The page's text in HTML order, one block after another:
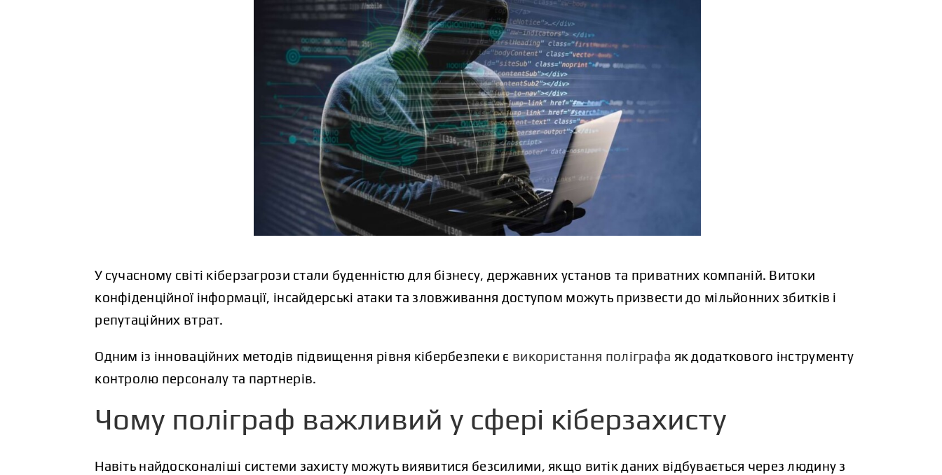
У сучасному світі кіберзагрози стали буденністю для бізнесу, державних установ та приватних компаній. Витоки
конфіденційної інформації, інсайдерські атаки та зловживання доступом можуть призвести до мільйонних збитків і
репутаційних втрат.
Одним із інноваційних методів підвищення рівня кібербезпеки є використання поліграфа як додаткового інструменту
контролю персоналу та партнерів.
Чому поліграф важливий у сфері кіберзахисту
Навіть найдосконаліші системи захисту можуть виявитися безсилими, якщо витік даних відбувається через людину з